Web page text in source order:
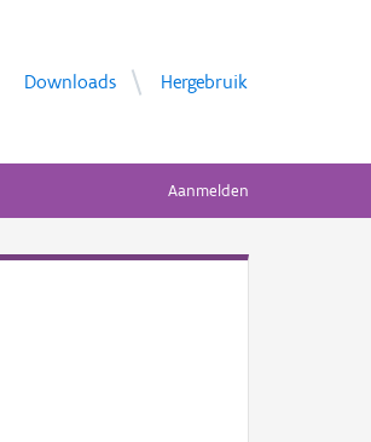
Downloads Hergebruik
Aanmelden